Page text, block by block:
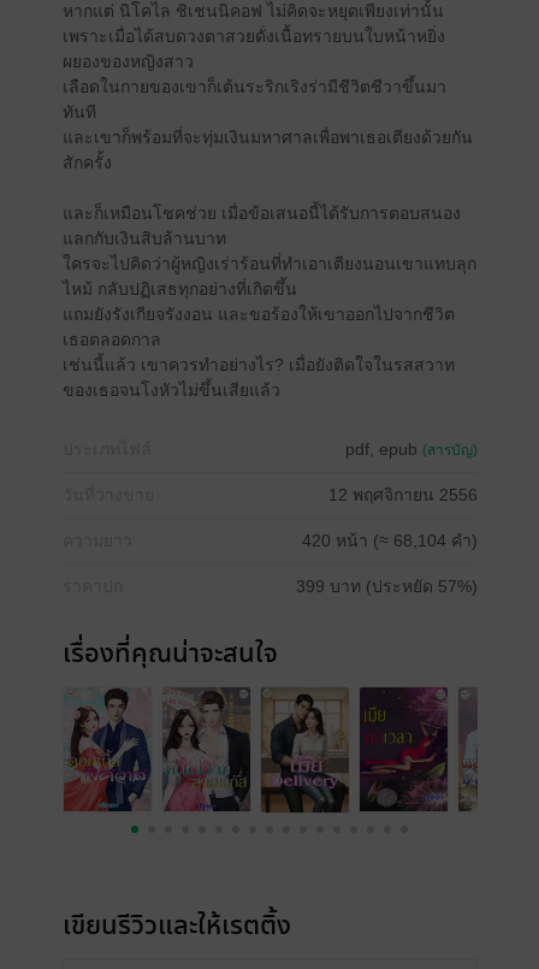
หากแต่ นิโคไล ชิเชนนิคอฟ ไม่คิดจะหยุดเพียงเท่านั้น
เพราะเมื่อได้สบดวงตาสวยดั่งเนื้อทรายบนใบหน้าหยิ่ง
ผยองของหญิงสาว
เลือดในกายของเขาก็เต้นระริกเริงร่ามีชีวิตชีวาขึ้นมา
ทันที
และเขาก็พร้อมที่จะทุ่มเงินมหาศาลเพื่อพาเธอเตียงด้วยกัน
สักครั้ง
และก็เหมือนโชคช่วย เมื่อข้อเสนอนี้ได้รับการตอบสนอง
แลกกับเงินสิบล้านบาท
ใครจะไปคิดว่าผู้หญิงเร่าร้อนที่ทำเอาเตียงนอนเขาแทบลุก
ไหม้ กลับปฏิเสธทุกอย่างที่เกิดขึ้น
แถมยังรังเกียจรังงอน และขอร้องให้เขาออกไปจากชีวิต
เธอตลอดกาล
เช่นนี้แล้ว เขาควรทำอย่างไร? เมื่อยังติดใจในรสสวาท
ของเธอจนโงหัวไม่ขึ้นเสียแล้ว
pdf, epub (สารบัญ)
12 พฤศจิกายน 2556
420 หน้า (≈ 68,104 คำ)
399 บาท (ประหยัด 57%)
เรื่องที่คุณน่าจะสนใจ
เขียนรีวิวและให้เรตติ้ง